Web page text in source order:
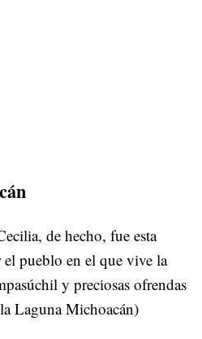
de hecho, fue esta
pueblo en el que vive la
y preciosas ofrendas
Laguna Michoacán)